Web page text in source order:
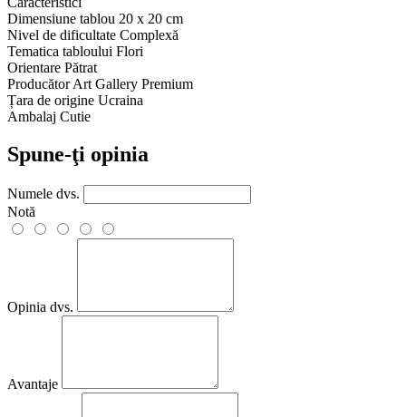
Dimensiune tablou 20 x 20 cm
Nivel de dificultate Complexă
Tematica tabloului Flori
Orientare Pătrat
Producător Art Gallery Premium
Țara de origine Ucraina
Ambalaj Cutie
Spune-ţi opinia
Numele dvs.
Notă
Opinia dvs.
Avantaje